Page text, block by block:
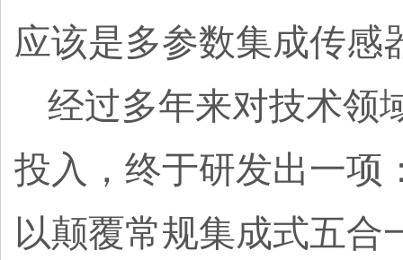
应该是多参数集成传感
经过多年来对技术领
投入，终于研发出一项
以颠覆常规集成式五合